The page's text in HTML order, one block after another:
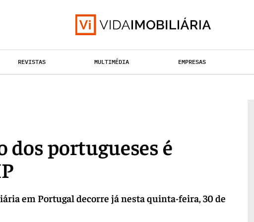
REVISTAS MULTIMÉDIA EMPRESAS
dos portugueses é
em Portugal decorre já nesta quinta-feira, 30 de